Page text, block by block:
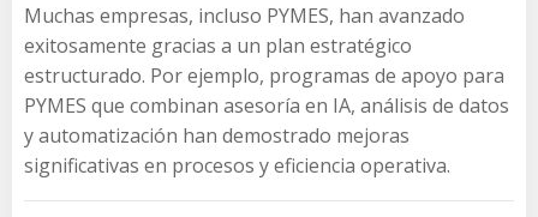
Muchas empresas, incluso PYMES, han avanzado
exitosamente gracias a un plan estratégico
estructurado. Por ejemplo, programas de apoyo para
PYMES que combinan asesoría en IA, análisis de datos
y automatización han demostrado mejoras
significativas en procesos y eficiencia operativa.